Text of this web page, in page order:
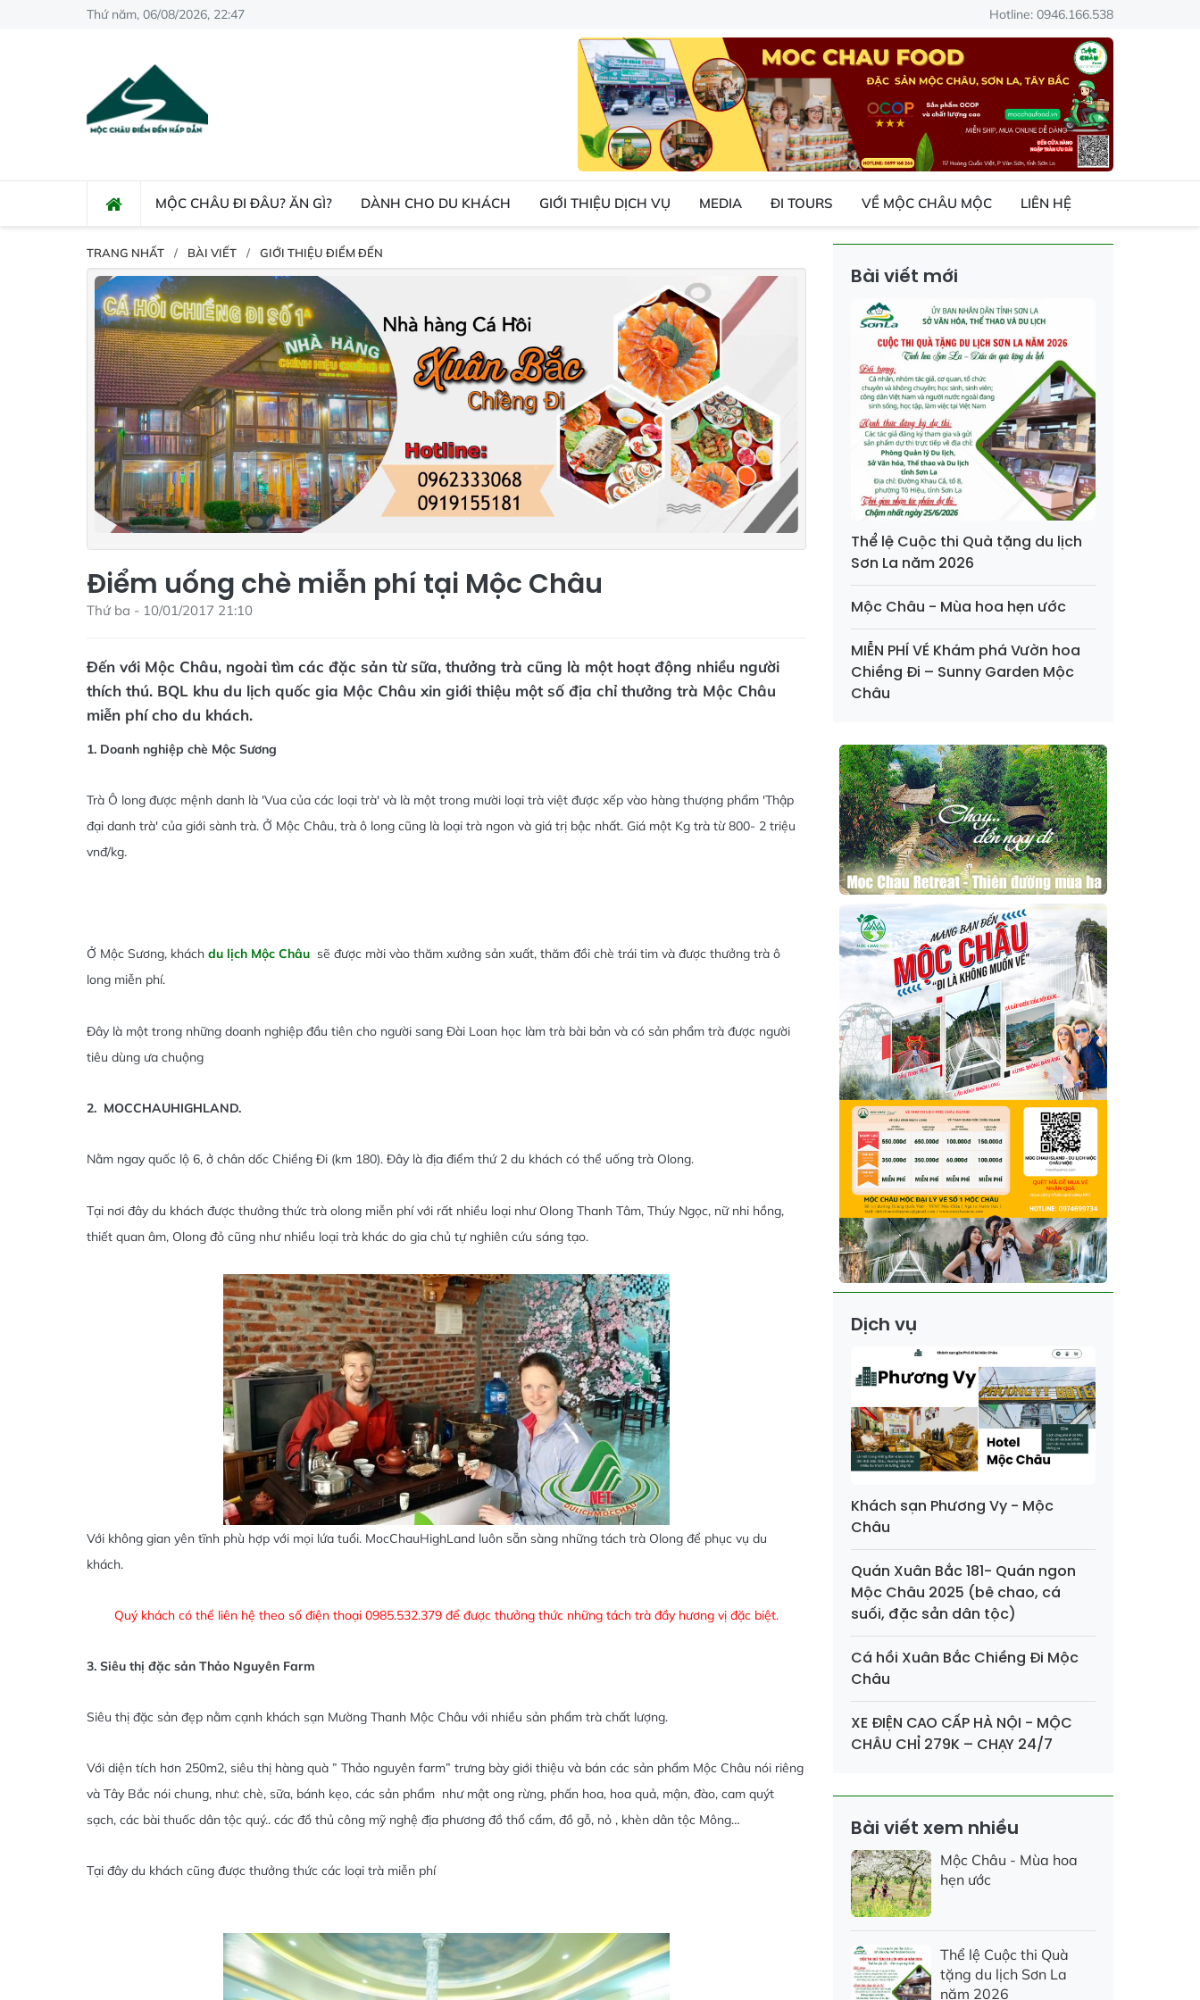
Thứ năm, 06/08/2026, 22:47 Hotline: 0946.166.538
MỘC CHÂU ĐI ĐÂU? ĂN GÌ? DÀNH CHO DU KHÁCH GIỚI THIỆU DỊCH VỤ MEDIA ĐI TOURS VỀ MỘC CHÂU MỘC LIÊN HỆ
TRANG NHẤT BÀI VIẾT GIỚI THIỆU ĐIỂM ĐẾN
Điểm uống chè miễn phí tại Mộc Châu
Thứ ba - 10/01/2017 21:10
Đến với Mộc Châu, ngoài tìm các đặc sản từ sữa, thưởng trà cũng là một hoạt động nhiều người
thích thú. BQL khu du lịch quốc gia Mộc Châu xin giới thiệu một số địa chỉ thưởng trà Mộc Châu
miễn phí cho du khách.
1. Doanh nghiệp chè Mộc Sương
Trà Ô long được mệnh danh là 'Vua của các loại trà' và là một trong mười loại trà việt được xếp vào hàng thượng phẩm 'Thập
đại danh trà' của giới sành trà. Ở Mộc Châu, trà ô long cũng là loại trà ngon và giá trị bậc nhất. Giá một Kg trà từ 800- 2 triệu
vnđ/kg.
Ở Mộc Sương, khách du lịch Mộc Châu sẽ được mời vào thăm xưởng sản xuất, thăm đồi chè trái tim và được thưởng trà ô
long miễn phí.
Đây là một trong những doanh nghiệp đầu tiên cho người sang Đài Loan học làm trà bài bản và có sản phẩm trà được người
tiêu dùng ưa chuộng
2. MOCCHAUHIGHLAND.
Nằm ngay quốc lộ 6, ở chân dốc Chiềng Đi (km 180). Đây là địa điểm thứ 2 du khách có thể uống trà Olong.
Tại nơi đây du khách được thưởng thức trà olong miễn phí với rất nhiều loại như Olong Thanh Tâm, Thúy Ngọc, nữ nhi hồng,
thiết quan âm, Olong đỏ cũng như nhiều loại trà khác do gia chủ tự nghiên cứu sáng tạo.
Với không gian yên tĩnh phù hợp với mọi lứa tuổi. MocChauHighLand luôn sẵn sàng những tách trà Olong để phục vụ du
khách.
Quý khách có thể liên hệ theo số điện thoại 0985.532.379 để được thưởng thức những tách trà đầy hương vị đặc biệt.
3. Siêu thị đặc sản Thảo Nguyên Farm
Siêu thị đặc sản đẹp nằm cạnh khách sạn Mường Thanh Mộc Châu với nhiều sản phẩm trà chất lượng.
Với diện tích hơn 250m2, siêu thị hàng quà ” Thảo nguyên farm” trưng bày giới thiệu và bán các sản phẩm Mộc Châu nói riêng
và Tây Bắc nói chung, như: chè, sữa, bánh kẹo, các sản phẩm như mật ong rừng, phấn hoa, hoa quả, mận, đào, cam quýt
sạch, các bài thuốc dân tộc quý.. các đồ thủ công mỹ nghệ địa phương đồ thổ cẩm, đồ gỗ, nỏ , khèn dân tộc Mông…
Tại đây du khách cũng được thưởng thức các loại trà miễn phí
Bài viết mới
Thể lệ Cuộc thi Quà tặng du lịch
Sơn La năm 2026
Mộc Châu - Mùa hoa hẹn ước
MIỄN PHÍ VÉ Khám phá Vườn hoa
Chiềng Đi – Sunny Garden Mộc
Châu
Dịch vụ
Khách sạn Phương Vy - Mộc
Châu
Quán Xuân Bắc 181- Quán ngon
Mộc Châu 2025 (bê chao, cá
suối, đặc sản dân tộc)
Cá hồi Xuân Bắc Chiềng Đi Mộc
Châu
XE ĐIỆN CAO CẤP HÀ NỘI - MỘC
CHÂU CHỈ 279K – CHẠY 24/7
Bài viết xem nhiều
Mộc Châu - Mùa hoa
hẹn ước
Thể lệ Cuộc thi Quà
tặng du lịch Sơn La
năm 2026